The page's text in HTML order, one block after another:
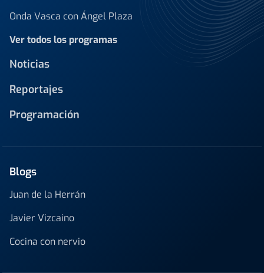
Onda Vasca con Ángel Plaza
Ver todos los programas
Noticias
Reportajes
Programación
Blogs
Juan de la Herrán
Javier Vizcaino
Cocina con nervio